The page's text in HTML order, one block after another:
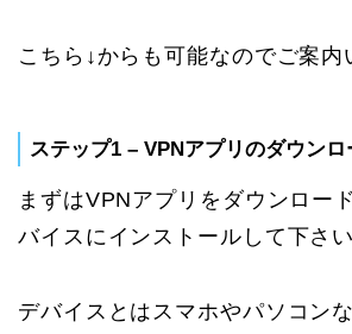
こちら↓からも可能なのでご案内
ステップ1 – VPNアプリのダウンロ
まずはVPNアプリをダウンロー
バイスにインストールして下さい
デバイスとはスマホやパソコン